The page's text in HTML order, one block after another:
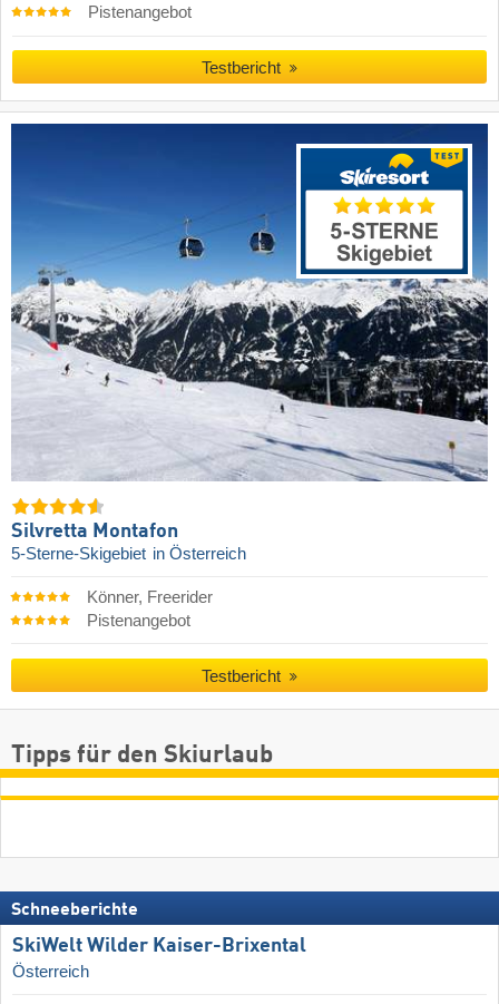
Pistenangebot
Testbericht
Silvretta Montafon
5-Sterne-Skigebiet in Österreich
Könner, Freerider
Pistenangebot
Testbericht
Tipps für den Skiurlaub
Schneeberichte
SkiWelt Wilder Kaiser-Brixental
Österreich